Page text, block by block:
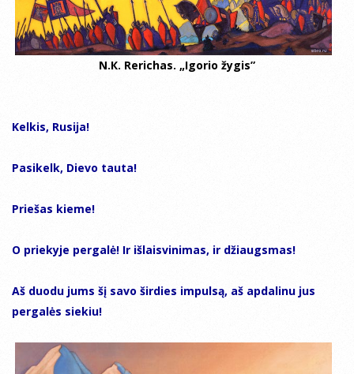
N.К. Rerichas. „Igorio žygis”
Kelkis, Rusija!
Pasikelk, Dievo tauta!
Priešas kieme!
O priekyje pergalė! Ir išlaisvinimas, ir džiaugsmas!
Aš duodu jums šį savo širdies impulsą, aš apdalinu jus
pergalės siekiu!